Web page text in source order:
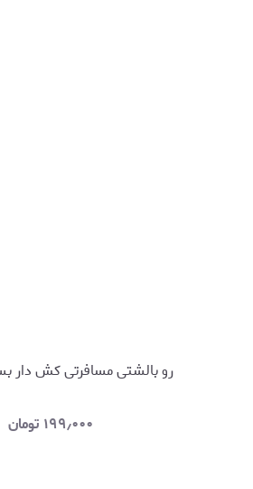
رو بالشتی مسافرتی کش دار بسته ی
۱۹۹٫۰۰۰ تومان